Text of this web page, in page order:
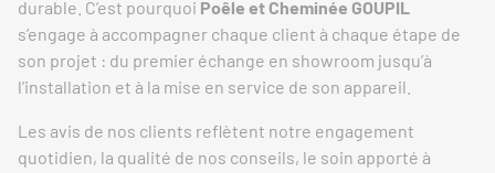
durable. C’est pourquoi Poêle et Cheminée GOUPIL
s’engage à accompagner chaque client à chaque étape de
son projet : du premier échange en showroom jusqu’à
l’installation et à la mise en service de son appareil.
Les avis de nos clients reflètent notre engagement
quotidien, la qualité de nos conseils, le soin apporté à